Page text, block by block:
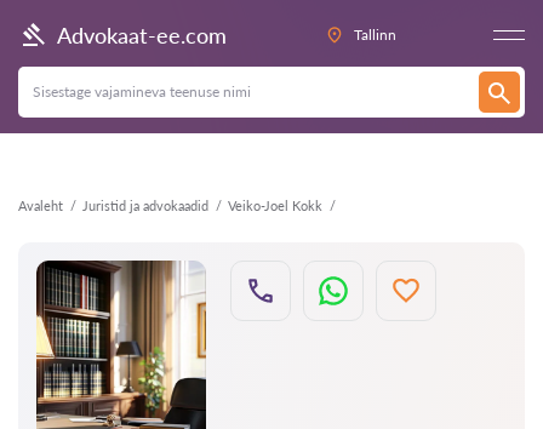
Advokaat-ee.com Tallinn
Avaleht Juristid ja advokaadid Veiko-Joel Kokk
Tagasi